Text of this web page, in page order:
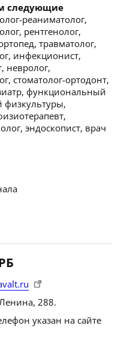
следующие
реаниматолог,
рентгенолог,
травматолог,
инфекционист,
невролог,
стоматолог-ортодонт,
функциональный
физкультуры,
эндоскопист, врач
288.
указан на сайте